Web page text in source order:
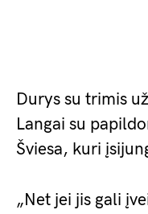
Durys su trimis
Langai su
Šviesa, kuri
„Net jei jis gali